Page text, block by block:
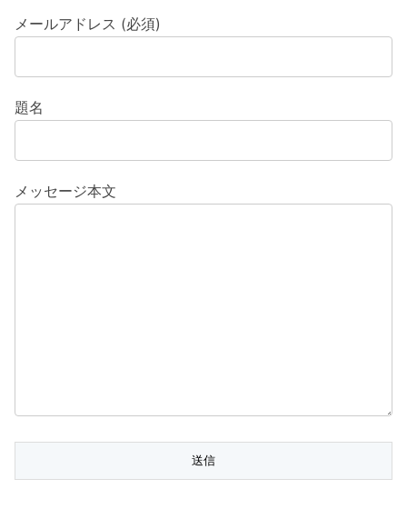
メールアドレス (必須)
題名
メッセージ本文